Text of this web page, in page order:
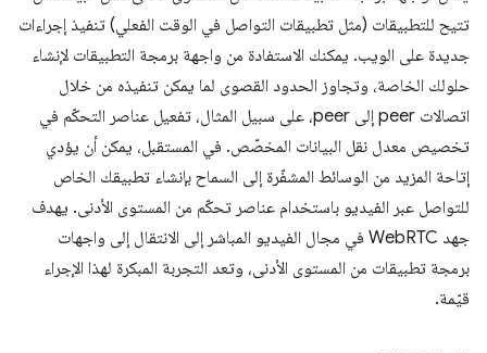
تتيح للتطبيقات (مثل تطبيقات التواصل في الوقت الفعلي) تنفيذ إجراءات
جديدة على الويب. يمكنك الاستفادة من واجهة برمجة التطبيقات لإنشاء
حلولك الخاصة، وتجاوز الحدود القصوى لما يمكن تنفيذه من خلال
اتصالات peer إلى peer، على سبيل المثال، تفعيل عناصر التحكّم في
تخصيص معدل نقل البيانات المخصّص. في المستقبل، يمكن أن يؤدي
إتاحة المزيد من الوسائط المشفّرة إلى السماح بإنشاء تطبيقك الخاص
للتواصل عبر الفيديو باستخدام عناصر تحكّم من المستوى الأدنى. يهدف
جهد WebRTC في مجال الفيديو المباشر إلى الانتقال إلى واجهات
برمجة تطبيقات من المستوى الأدنى، وتعد التجربة المبكرة لهذا الإجراء
قيّمة.